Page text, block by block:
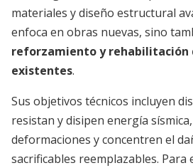
materiales y diseño estructural
enfoca en obras nuevas, sino
reforzamiento y rehabilitación
existentes.
Sus objetivos técnicos incluyen
resistan y disipen energía
deformaciones y concentren el
sacrificables reemplazables. Para